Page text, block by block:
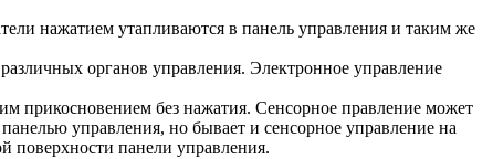
нажатием утапливаются в панель управления и таким же
органов управления. Электронное управление
прикосновением без нажатия. Сенсорное правление может
управления, но бывает и сенсорное управление на
поверхности панели управления.